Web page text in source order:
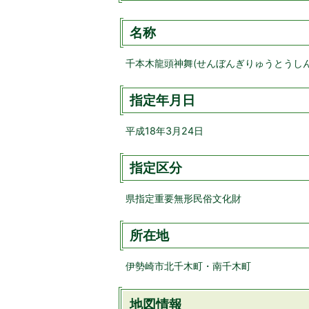
名称
千本木龍頭神舞(せんぼんぎりゅうとうし
指定年月日
平成18年3月24日
指定区分
県指定重要無形民俗文化財
所在地
伊勢崎市北千木町・南千木町
地図情報